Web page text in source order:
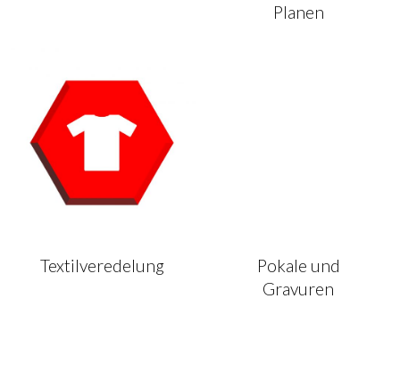
Planen
Textilveredelung
Pokale und
Gravuren